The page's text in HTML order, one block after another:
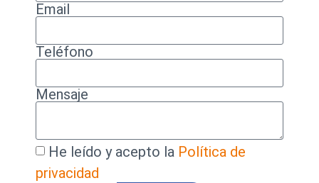
Email
Teléfono
Mensaje
He leído y acepto la Política de
privacidad